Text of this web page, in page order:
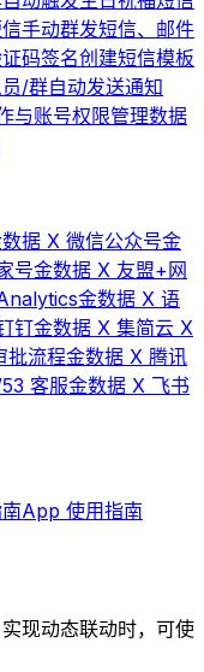
手动群发短信、邮件
码签名创建短信模板
/群自动发送通知
与账号权限管理数据
据 X 微信公众号金
号金数据 X 友盟+网
金数据 X 语
钉金数据 X 集简云 X
批流程金数据 X 腾讯
客服金数据 X 飞书
App 使用指南
现动态联动时，可使